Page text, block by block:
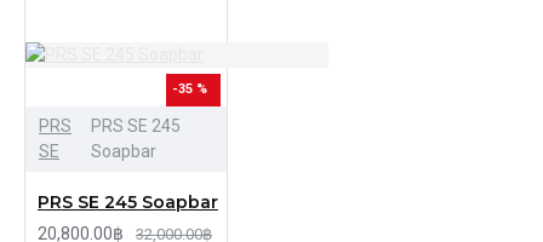
-35 %
PRS
SE
PRS SE 245
Soapbar
PRS SE 245 Soapbar
20,800.00฿ 32,000.00฿